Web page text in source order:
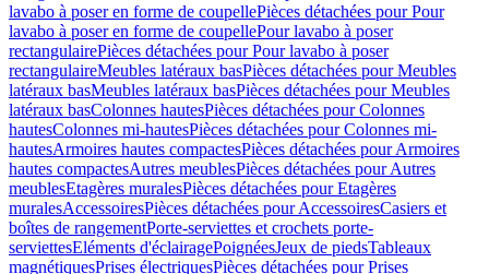
lavabo à poser en forme de coupellePièces détachées pour Pour
lavabo à poser en forme de coupellePour lavabo à poser
rectangulairePièces détachées pour Pour lavabo à poser
rectangulaireMeubles latéraux basPièces détachées pour Meubles
latéraux basMeubles latéraux basPièces détachées pour Meubles
latéraux basColonnes hautesPièces détachées pour Colonnes
hautesColonnes mi-hautesPièces détachées pour Colonnes mi-
hautesArmoires hautes compactesPièces détachées pour Armoires
hautes compactesAutres meublesPièces détachées pour Autres
meublesEtagères muralesPièces détachées pour Etagères
muralesAccessoiresPièces détachées pour AccessoiresCasiers et
boîtes de rangementPorte-serviettes et crochets porte-
serviettesEléments d'éclairagePoignéesJeux de piedsTableaux
magnétiquesPrises électriquesPièces détachées pour Prises